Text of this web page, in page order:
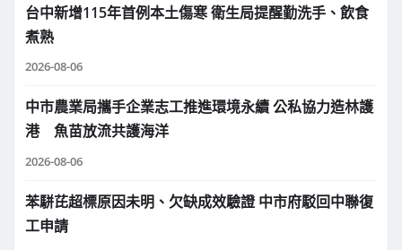
台中新增115年首例本土傷寒 衛生局提醒勤洗手、飲食
煮熟
2026-08-06
中市農業局攜手企業志工推進環境永續 公私協力造林護
港 魚苗放流共護海洋
2026-08-06
苯駢芘超標原因未明、欠缺成效驗證 中市府駁回中聯復
工申請